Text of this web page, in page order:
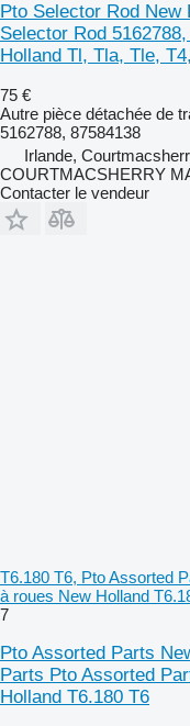
Pto Selector Rod
Selector Rod
Holland Tl, Tla, Tle,
75 €
Autre pièce détachée de
5162788, 87584138
Irlande,
COURTMACSHERRY
Contacter le vendeur
T6.180 T6, Pto Assorted
à roues New Holland
7
Pto Assorted Parts
Parts Pto Assorted
Holland T6.180 T6